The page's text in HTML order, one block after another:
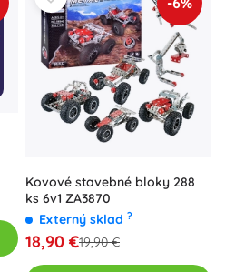
Kovové stavebné bloky 288
ks 6v1 ZA3870
Externý sklad ?
18,90 €19,90 €